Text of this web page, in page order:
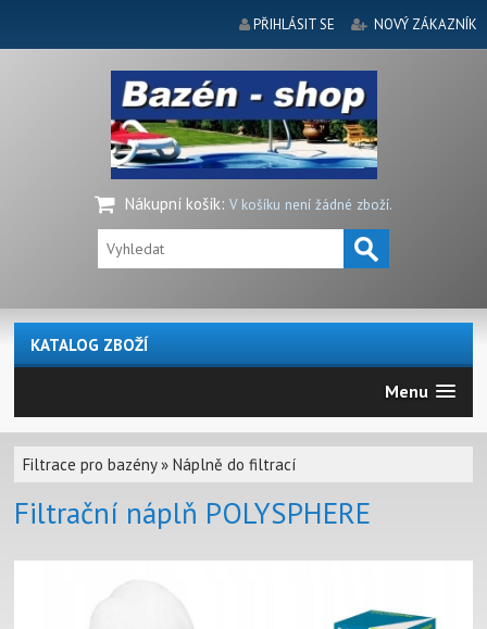
PŘIHLÁSIT SE NOVÝ ZÁKAZNÍK
Nákupní košík: V košíku není žádné zboží.
KATALOG ZBOŽÍ
Menu
Filtrace pro bazény»Náplně do filtrací
Filtrační náplň POLYSPHERE